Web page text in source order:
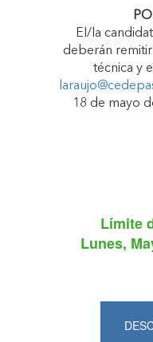
El/la
deberán
técnica y
18 de mayo
Límite
Lunes,